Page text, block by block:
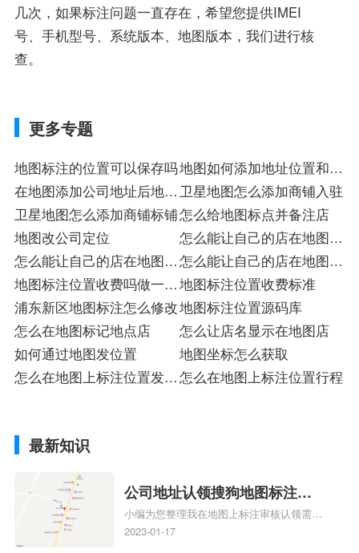
几次，如果标注问题一直存在，希望您提供IMEI
号、手机型号、系统版本、地图版本，我们进行核
查。
更多专题
地图标注的位置可以保存吗地图如何添加地址位置和电
话
在地图添加公司地址后地图
共用吗
卫星地图怎么添加商铺入驻
卫星地图怎么添加商铺标铺怎么给地图标点并备注店
地图改公司定位
怎么能让自己的店在地图上
标
怎么能让自己的店在地图上
入驻
怎么能让自己的店在地图上
注册
地图标注位置收费吗做一个
地图标注多少钱
地图标注位置收费标准
浦东新区地图标注怎么修改地图标注位置源码库
怎么在地图标记地点店
怎么让店名显示在地图店
如何通过地图发位置
地图坐标怎么获取
怎么在地图上标注位置发送怎么在地图上标注位置行程
最新知识
公司地址认领搜狗地图标注多
久审核？公司地址认领地图标
注多久审核？
小编为您整理我在地图上标注审核认领需要
多久、我在地图上标注审核认领需要多久
2023-01-17